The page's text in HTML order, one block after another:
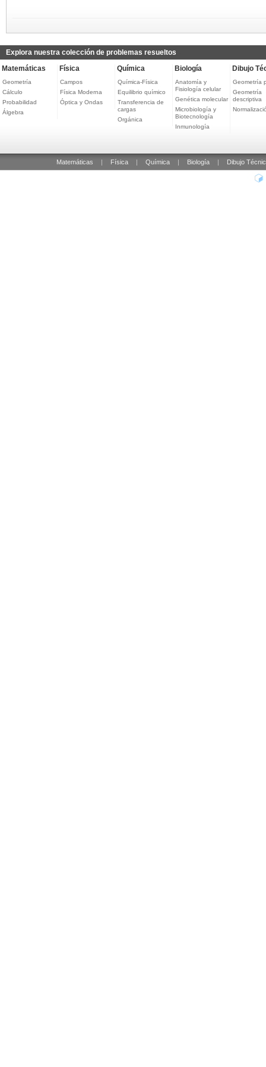
Explora nuestra colección de problemas resueltos
Matemáticas
Geometría
Cálculo
Probabilidad
Álgebra
Física
Campos
Física Moderna
Óptica y Ondas
Química
Química-Física
Equilibrio químico
Transferencia de
cargas
Orgánica
Biología
Anatomía y
Fisiología celular
Genética molecular
Microbiología y
Biotecnología
Inmunología
Dibujo
Geometría
Geometría
descriptiva
Matemáticas Física Química Biología Dibujo